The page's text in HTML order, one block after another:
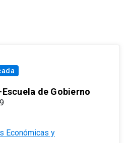
Escuela de Gobierno
Económicas y